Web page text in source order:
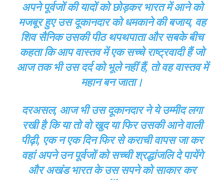
अपने पूर्वजों की यादों को छोड़कर भारत में आने को
मजबूर हुए उस दूकानदार को धमकाने की बजाय, वह
शिव सैनिक उसकी पीठ थपथपाता और सबके बीच
कहता कि आप वास्तव में एक सच्चे राष्ट्रवादी हैं जो
आज तक भी उस दर्द को भूले नहीं हैं, तो वह वास्तव में
महान बन जाता।
दरअसल, आज भी उस दूकानदार ने ये उम्मीद लगा
रखी है कि या तो वो खुद या फिर उसकी आने वाली
पीढ़ी, एक न एक दिन फिर से कराची वापस जा कर
वहां अपने उन पूर्वजों को सच्ची श्रद्धांजलि दे पायेंगे
और अखंड भारत के उस सपने को साकार कर